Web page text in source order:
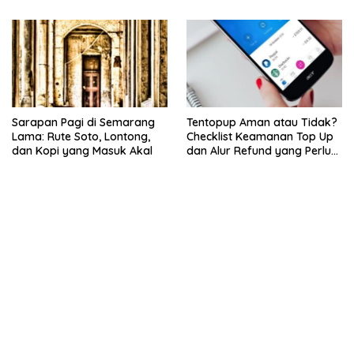
Sarapan Pagi di Semarang
Lama: Rute Soto, Lontong,
dan Kopi yang Masuk Akal
Tentopup Aman atau Tidak?
Checklist Keamanan Top Up
dan Alur Refund yang Perlu